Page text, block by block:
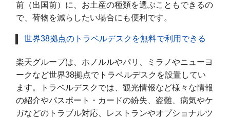
前（出国前）に、お土産の種類を選ぶこともできるの
で、荷物を減らしたい場合にも便利です。
世界38拠点のトラベルデスクを無料で利用できる
楽天グループは、ホノルルやパリ、ミラノやニューヨ
ークなど世界38拠点でトラベルデスクを設置してい
ます。トラベルデスクでは、観光情報など様々な情報
の紹介やパスポート・カードの紛失、盗難、病気やケ
ガなどのトラブル対応、レストランやオプショナルツ